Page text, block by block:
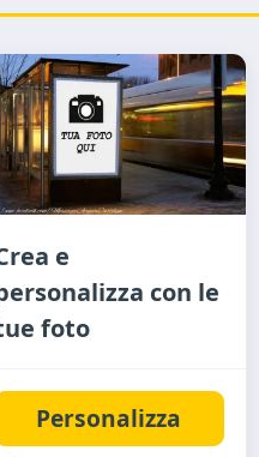
e
con le
foto
Personalizza